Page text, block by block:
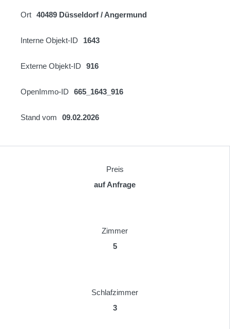
Ort 40489 Düsseldorf / Angermund
Interne Objekt-ID 1643
Externe Objekt-ID 916
OpenImmo-ID 665_1643_916
Stand vom 09.02.2026
Preis
auf Anfrage
Zimmer
5
Schlafzimmer
3